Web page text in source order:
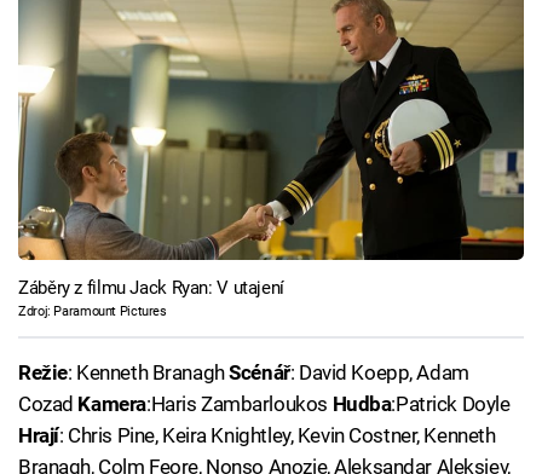
Záběry z filmu Jack Ryan: V utajení
Zdroj: Paramount Pictures
Režie: Kenneth BranaghScénář: David Koepp, Adam
Cozad Kamera:Haris Zambarloukos Hudba:Patrick Doyle
Hrají: Chris Pine, Keira Knightley, Kevin Costner, Kenneth
Branagh, Colm Feore, Nonso Anozie, Aleksandar Aleksiev,